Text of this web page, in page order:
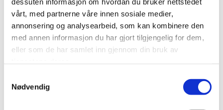
vårt, med partnerne våre innen sosiale medier,
annonsering og analysearbeid, som kan kombinere den
med annen informasjon du har gjort tilgjengelig for dem,
eller som de har samlet inn gjennom din bruk av
Nødvendig
kostnadsmessig ikke skal overstige 1% av
salgsverdien.
Vi skal holde det vi lover samtidig som vi
skal ha et enkelt og funksjonelt
kvalitetssystem.